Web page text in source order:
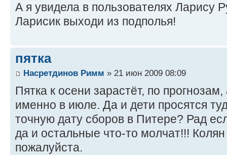
А я увидела в пользователях Ларису
Ларисик выходи из подполья!
пятка
Насретдинов Римм » 21 июн 2009 08:09
Пятка к осени зарастёт, по
именно в июле. Да и дети просятся
точную дату сборов в Питере? Рад
да и остальные что-то молчат!!! Колян
пожалуйста.